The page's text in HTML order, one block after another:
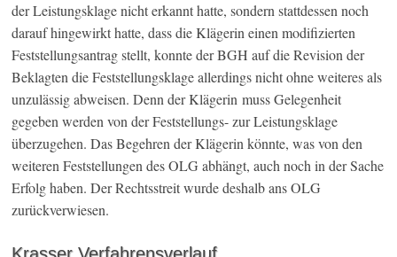
der Leistungsklage nicht erkannt hatte, sondern stattdessen noch
darauf hingewirkt hatte, dass die Klägerin einen modifizierten
Feststellungsantrag stellt, konnte der BGH auf die Revision der
Beklagten die Feststellungsklage allerdings nicht ohne weiteres als
unzulässig abweisen. Denn der Klägerin muss Gelegenheit
gegeben werden von der Feststellungs- zur Leistungsklage
überzugehen. Das Begehren der Klägerin könnte, was von den
weiteren Feststellungen des OLG abhängt, auch noch in der Sache
Erfolg haben. Der Rechtsstreit wurde deshalb ans OLG
zurückverwiesen.